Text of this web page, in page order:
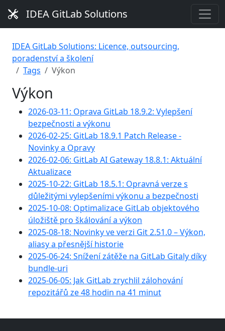
IDEA GitLab Solutions
IDEA GitLab Solutions: Licence, outsourcing,
poradenství a školení
Tags
Výkon
Výkon
2026-03-11: Oprava GitLab 18.9.2: Vylepšení
bezpečnosti a výkonu
2026-02-25: GitLab 18.9.1 Patch Release -
Novinky a Opravy
2026-02-06: GitLab AI Gateway 18.8.1: Aktuální
Aktualizace
2025-10-22: GitLab 18.5.1: Opravná verze s
důležitými vylepšeními výkonu a bezpečnosti
2025-10-08: Optimalizace GitLab objektového
úložiště pro škálování a výkon
2025-08-18: Novinky ve verzi Git 2.51.0 – Výkon,
aliasy a přesnější historie
2025-06-24: Snížení zátěže na GitLab Gitaly díky
bundle-uri
2025-06-05: Jak GitLab zrychlil zálohování
repozitářů ze 48 hodin na 41 minut